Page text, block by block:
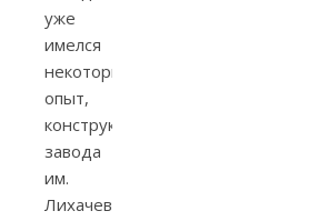
уже
имелся
некоторый
опыт,
конструкторы
завода
им.
Лихачева